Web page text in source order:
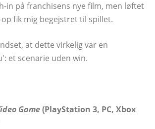
in på franchisens nye film, men løftet
fik mig begejstret til spillet.
at dette virkelig var en
et scenarie uden win.
Game(PlayStation 3, PC, Xbox